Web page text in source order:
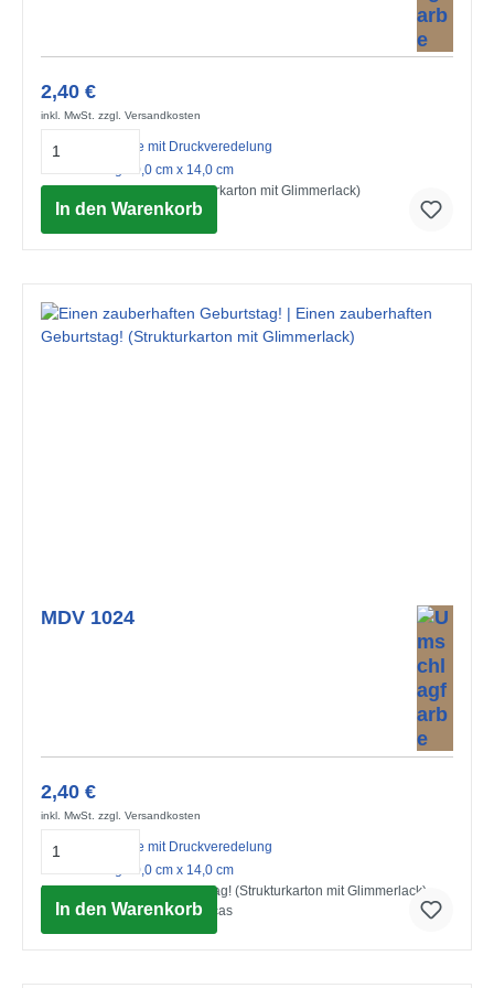
2,40 €
inkl. MwSt. zzgl. Versandkosten
Midi-Doppelkarte mit Druckveredelung
mit Umschlag 10,0 cm x 14,0 cm
Ja, das muss so laut! (Strukturkarton mit Glimmerlack)
© Advocate Art / Pope Twins
In den Warenkorb
MDV 1024
2,40 €
inkl. MwSt. zzgl. Versandkosten
Midi-Doppelkarte mit Druckveredelung
mit Umschlag 10,0 cm x 14,0 cm
Einen zauberhaften Geburtstag! (Strukturkarton mit Glimmerlack)
© Advocate Art / Louise Anglicas
In den Warenkorb